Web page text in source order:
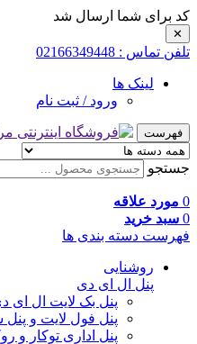
کد برای شما ارسال شد
✕
تلفن تماس : 02166349448
لینک ها
ورود / ثبت نام
فهرست
جستجو
0 مورد علاقه
0 سبد خرید
فهرست دسته بندی ها
روشنایی
پنل ال ای دی
پنل بک لایت ال ای
پنل فول لایت و پنل
پنل اداری توکار و روکار